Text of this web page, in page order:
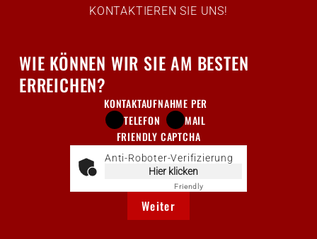
KONTAKTIEREN SIE UNS!
WIE KÖNNEN WIR SIE AM BESTEN
ERREICHEN?
KONTAKTAUFNAHME PER
TELEFON
MAIL
FRIENDLY CAPTCHA
Anti-Roboter-Verifizierung
Hier klicken
Friendly
Weiter